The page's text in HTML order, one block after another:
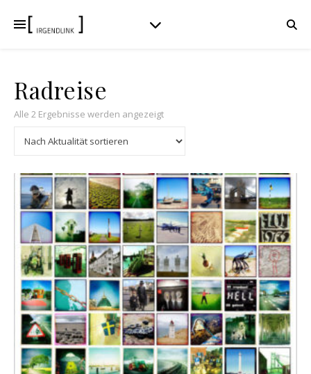
Radreise
Alle 2 Ergebnisse werden angezeigtNach Aktualität sortiert